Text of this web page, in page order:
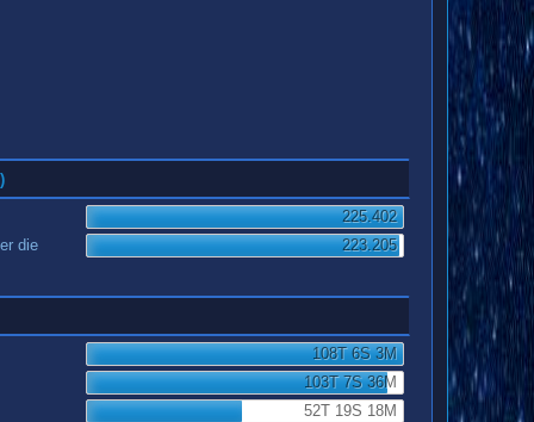
225.402
die
223.205
108T 6S 3M
103T 7S 36M
52T 19S 18M